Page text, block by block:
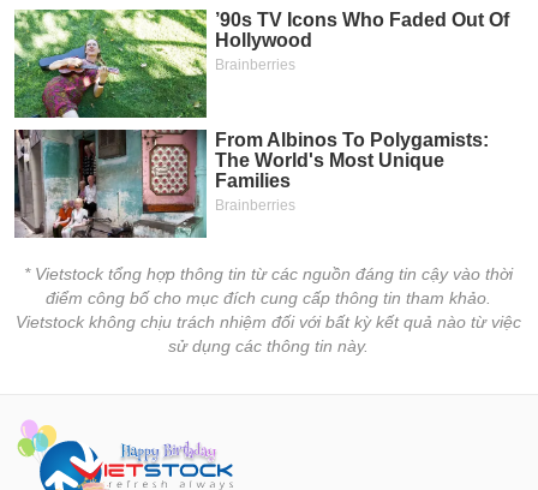
* Vietstock tổng hợp thông tin từ các nguồn đáng tin cậy vào thời
điểm công bố cho mục đích cung cấp thông tin tham khảo.
Vietstock không chịu trách nhiệm đối với bất kỳ kết quả nào từ việc
sử dụng các thông tin này.
chính